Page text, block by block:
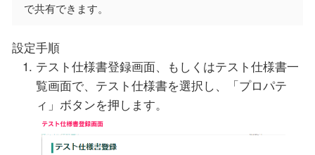
で共有できます。
設定手順
テスト仕様書登録画面、もしくはテスト仕様書一
覧画面で、テスト仕様書を選択し、「プロパテ
ィ」ボタンを押します。